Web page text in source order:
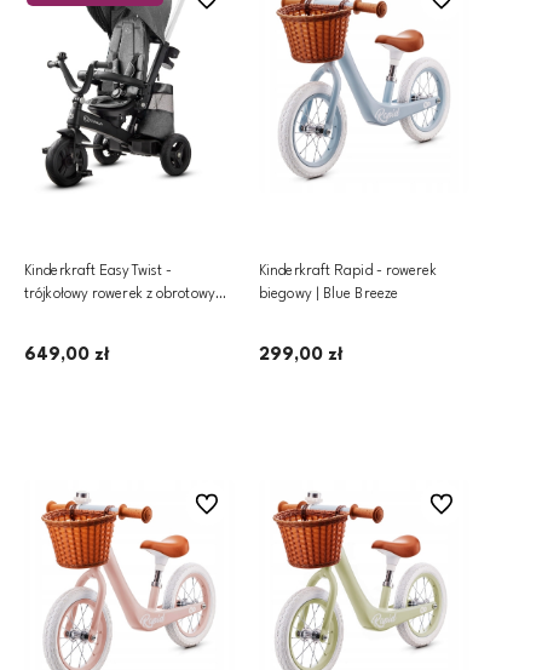
Kinderkraft EasyTwist -
trójkołowy rowerek z obrotowym
649,00 zł
Kinderkraft Rapid - rowerek
biegowy | Blue Breeze
299,00 zł
Do ulubionych Do ulubionych